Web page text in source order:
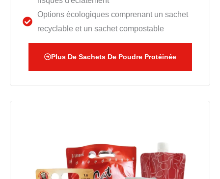
Options écologiques comprenant un sachet
recyclable et un sachet compostable
Plus De Sachets De Poudre Protéinée